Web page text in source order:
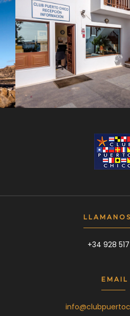
+34 928 517
EMAIL